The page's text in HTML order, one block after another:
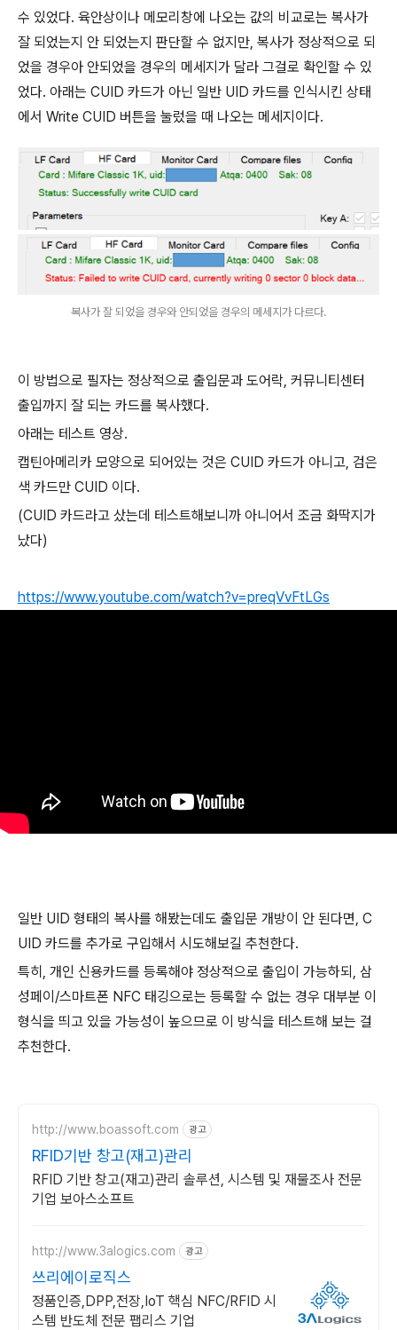
수 있었다. 육안상이나 메모리창에 나오는 값의 비교로는 복사가
잘 되었는지 안 되었는지 판단할 수 없지만, 복사가 정상적으로 되
었을 경우아 안되었을 경우의 메세지가 달라 그걸로 확인할 수 있
었다. 아래는 CUID 카드가 아닌 일반 UID 카드를 인식시킨 상태
에서 Write CUID 버튼을 눌렀을 때 나오는 메세지이다.
복사가 잘 되었을 경우와 안되었을 경우의 메세지가 다르다.
이 방법으로 필자는 정상적으로 출입문과 도어락, 커뮤니티센터
출입까지 잘 되는 카드를 복사했다.
아래는 테스트 영상.
캡틴아메리카 모양으로 되어있는 것은 CUID 카드가 아니고, 검은
색 카드만 CUID 이다.
(CUID 카드라고 샀는데 테스트해보니까 아니어서 조금 화딱지가
났다)
https://www.youtube.com/watch?v=preqVvFtLGs
일반 UID 형태의 복사를 해봤는데도 출입문 개방이 안 된다면, C
UID 카드를 추가로 구입해서 시도해보길 추천한다.
특히, 개인 신용카드를 등록해야 정상적으로 출입이 가능하되, 삼
성페이/스마트폰 NFC 태깅으로는 등록할 수 없는 경우 대부분 이
형식을 띄고 있을 가능성이 높으므로 이 방식을 테스트해 보는 걸
추천한다.
http://www.boassoft.com 광고
RFID기반 창고(재고)관리
RFID 기반 창고(재고)관리 솔루션, 시스템 및 재물조사 전문
기업 보아스소프트
http://www.3alogics.com 광고
쓰리에이로직스
정품인증,DPP,전장,IoT 핵심 NFC/RFID 시
스템 반도체 전문 팹리스 기업